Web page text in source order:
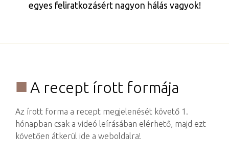
egyes feliratkozásért nagyon hálás vagyok!
A recept írott formája​
​Az írott forma a recept megjelenését követő 1.
hónapban csak a videó leírásában elérhető, majd ezt
követően átkerül ide a weboldalra!​